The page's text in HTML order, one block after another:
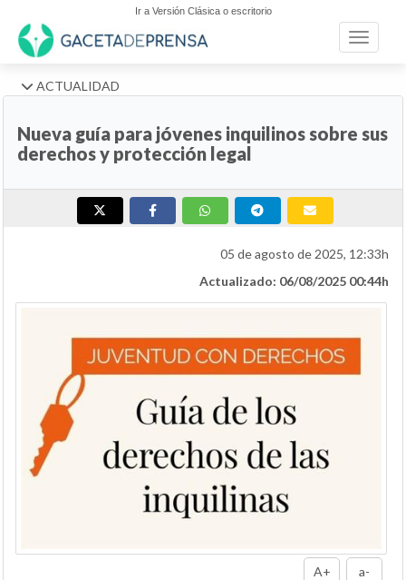
Ir a Versión Clásica o escritorio
Toggle
ACTUALIDAD
Nueva guía para jóvenes inquilinos sobre sus
derechos y protección legal
05 de agosto de 2025, 12:33h
Actualizado: 06/08/2025 00:44h
A+ a-